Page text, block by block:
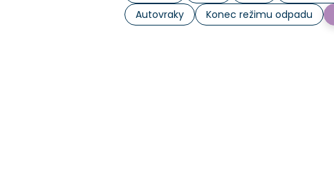
Autovraky
Konec režimu odpadu